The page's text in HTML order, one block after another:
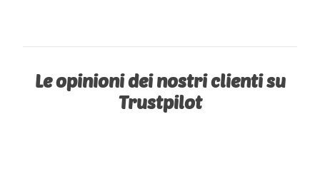
Le opinioni dei nostri clienti su
Trustpilot